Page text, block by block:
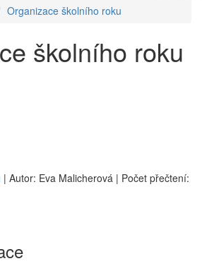
Organizace školního roku
školního roku
| Autor: Eva Malicherová | Počet přečtení: